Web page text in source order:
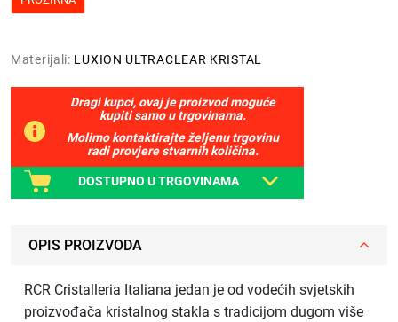
Materijali: LUXION ULTRACLEAR KRISTAL
Dragi kupci, ovaj je proizvod moguće
kupiti samo u trgovinama.
Molimo kontaktirajte željenu trgovinu
radi provjere stvarnih količina.
DOSTUPNO U TRGOVINAMA
OPIS PROIZVODA
RCR Cristalleria Italiana jedan je od vodećih svjetskih
proizvođača kristalnog stakla s tradicijom dugom više